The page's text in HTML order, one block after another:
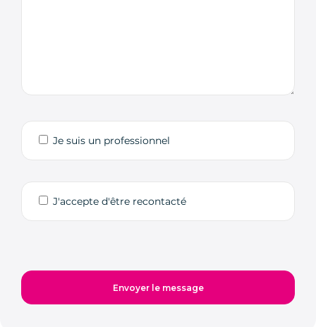
Je suis un professionnel
J'accepte d'être recontacté